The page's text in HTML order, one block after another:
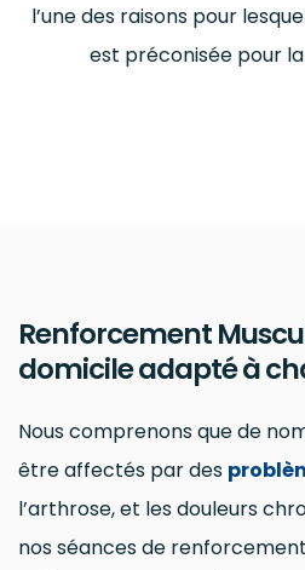
l’une des raisons pour
est préconisée pour
Renforcement
domicile adapté à
Nous comprenons que de
être affectés par des
l’arthrose, et les douleurs
nos séances de